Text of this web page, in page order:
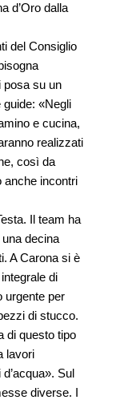
d’Oro dalla
del Consiglio
posa su un
«Negli
e cucina,
realizzati
così da
anche incontri
Il team ha
decina
A Carona si è
di
urgente per
di stucco.
di questo tipo
lavori
Sul
diverse. I